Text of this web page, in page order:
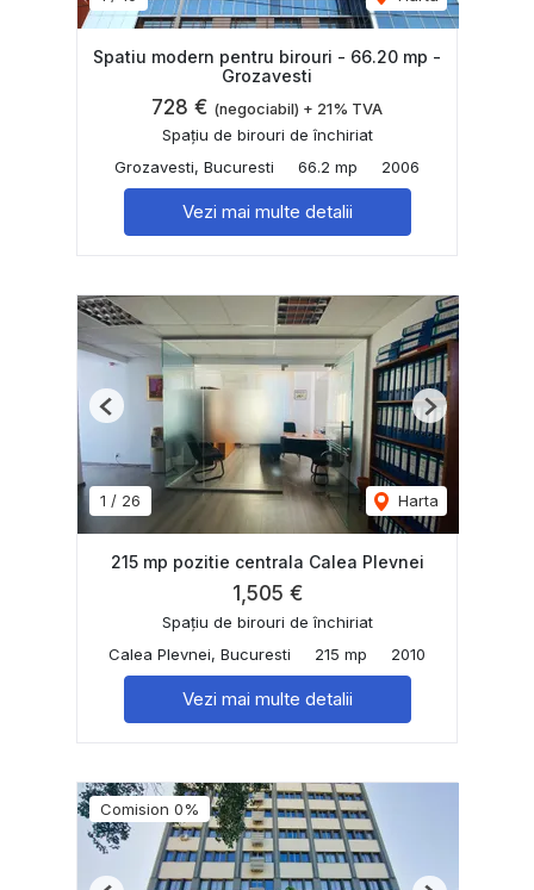
Spatiu modern pentru birouri - 66.20 mp -
Grozavesti
728 € (negociabil) + 21% TVA
Spațiu de birouri de închiriat
Grozavesti, Bucuresti
66.2 mp 2006
Vezi mai multe detalii
1 / 26 Harta
Previous Next
215 mp pozitie centrala Calea Plevnei
1,505 €
Spațiu de birouri de închiriat
Calea Plevnei, Bucuresti
215 mp 2010
Vezi mai multe detalii
Comision 0%